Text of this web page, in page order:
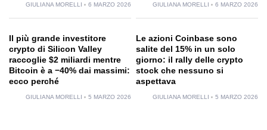
GIULIANA MORELLI 6 MARZO 2026 GIULIANA MORELLI 6 MARZO 2026
Il più grande investitore
crypto di Silicon Valley
raccoglie $2 miliardi mentre
Bitcoin è a −40% dai massimi:
ecco perché
GIULIANA MORELLI 5 MARZO 2026
Le azioni Coinbase sono
salite del 15% in un solo
giorno: il rally delle crypto
stock che nessuno si
aspettava
GIULIANA MORELLI 5 MARZO 2026